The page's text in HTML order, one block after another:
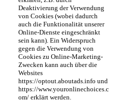
Deaktivierung der Verwendung
von Cookies (wobei dadurch
auch die Funktionalität unserer
Online-Dienste eingeschränkt
sein kann). Ein Widerspruch
gegen die Verwendung von
Cookies zu Online-Marketing-
Zwecken kann auch über die
Websites
https://optout.aboutads.info und
https://www.youronlinechoices.c
om/ erklärt werden.